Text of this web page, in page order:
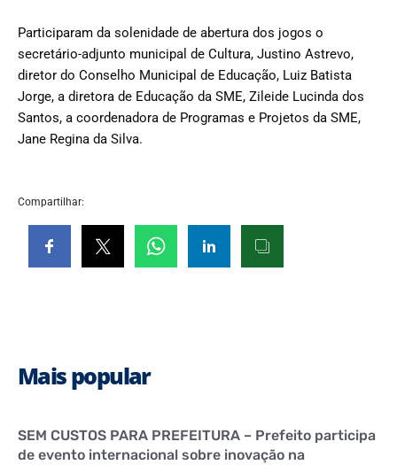
Participaram da solenidade de abertura dos jogos o
secretário-adjunto municipal de Cultura, Justino Astrevo,
diretor do Conselho Municipal de Educação, Luiz Batista
Jorge, a diretora de Educação da SME, Zileide Lucinda dos
Santos, a coordenadora de Programas e Projetos da SME,
Jane Regina da Silva.
Compartilhar:
Mais popular
SEM CUSTOS PARA PREFEITURA – Prefeito participa
de evento internacional sobre inovação na